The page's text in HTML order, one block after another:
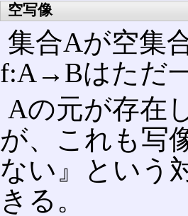
空写像
集合Aが空集
f:A→Bはただ
Aの元が存在
が、これも写
ない』という
きる。